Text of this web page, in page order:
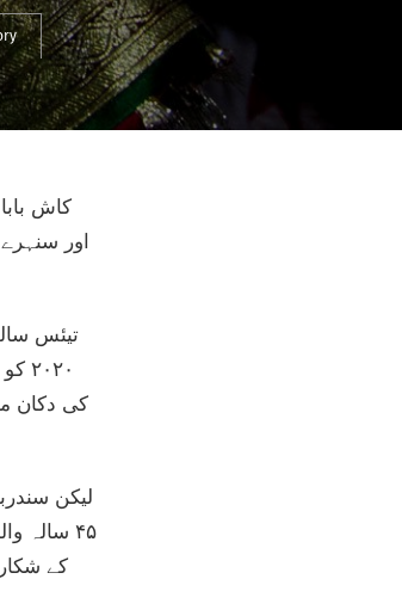
اور
لیکن
کے